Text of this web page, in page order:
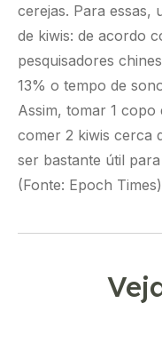
cerejas. Para essas,
de kiwis: de acordo
pesquisadores
13% o tempo de
Assim, tomar 1
comer 2 kiwis cerca
ser bastante útil
(Fonte: Epoch Times)